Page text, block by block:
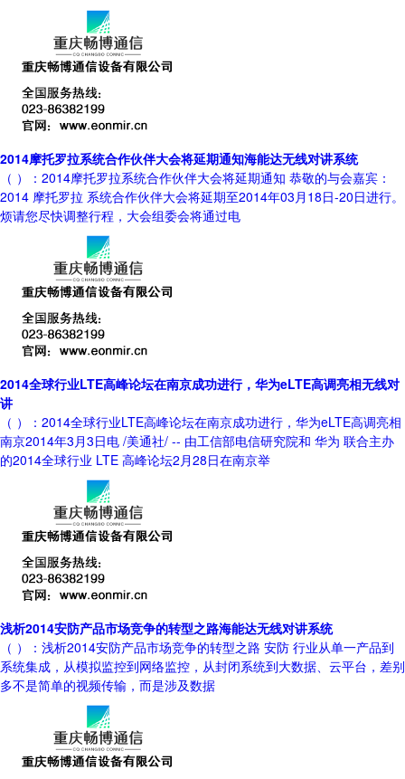
2014摩托罗拉系统合作伙伴大会将延期通知海能达无线对讲系统
（ ）：2014摩托罗拉系统合作伙伴大会将延期通知 恭敬的与会嘉宾：
2014 摩托罗拉 系统合作伙伴大会将延期至2014年03月18日-20日进行。
烦请您尽快调整行程，大会组委会将通过电
2014全球行业LTE高峰论坛在南京成功进行，华为eLTE高调亮相无线对
讲
（ ）：2014全球行业LTE高峰论坛在南京成功进行，华为eLTE高调亮相
南京2014年3月3日电 /美通社/ -- 由工信部电信研究院和 华为 联合主办
的2014全球行业 LTE 高峰论坛2月28日在南京举
浅析2014安防产品市场竞争的转型之路海能达无线对讲系统
（ ）：浅析2014安防产品市场竞争的转型之路 安防 行业从单一产品到
系统集成，从模拟监控到网络监控，从封闭系统到大数据、云平台，差别
多不是简单的视频传输，而是涉及数据